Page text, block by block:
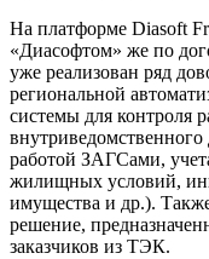
На платформе Diasoft
«Диасофтом» же по
уже реализован ряд
региональной
системы для контроля
работой ЗАГСами,
жилищных условий,
имущества и др.).
решение,
заказчиков из ТЭК.